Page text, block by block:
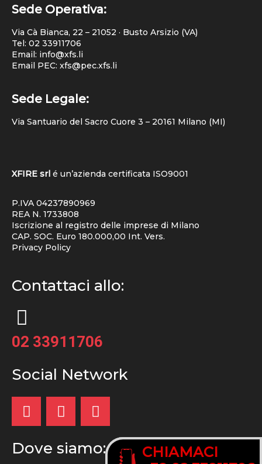
Sede Operativa:
Via Cà Bianca, 22 – 21052 · Busto Arsizio (VA)
Tel: 02 33911706
Email: info@xfs.li
Email PEC: xfs@pec.xfs.li
Sede Legale:
Via Santuario del Sacro Cuore 3 – 20161 Milano (MI)
XFIRE srl é un’azienda certificata ISO9001
P.IVA 04237890969
REA N. 1733808
Iscrizione al registro delle imprese di Milano
CAP. SOC. Euro 180.000,00 Int. Vers.
Privacy Policy
Contattaci allo:
02 33911706
Social Network
CHIAMACI
Dove siamo:
CHIAMACI